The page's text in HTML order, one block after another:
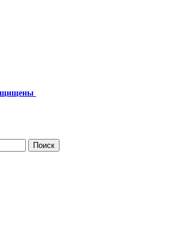
Поиск